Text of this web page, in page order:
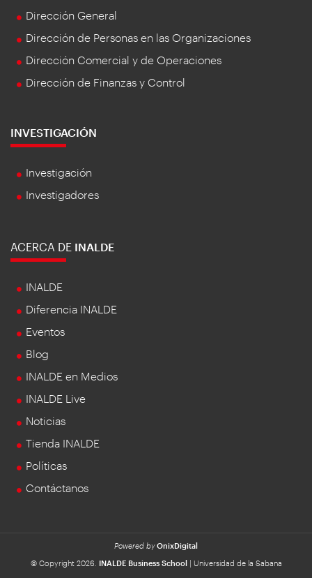
Dirección General
Dirección de Personas en las Organizaciones
Dirección Comercial y de Operaciones
Dirección de Finanzas y Control
INVESTIGACIÓN
Investigación
Investigadores
ACERCA DE INALDE
INALDE
Diferencia INALDE
Eventos
Blog
INALDE en Medios
INALDE Live
Noticias
Tienda INALDE
Políticas
Contáctanos
Powered by OnixDigital
© Copyright 2026.
INALDE Business School| Universidad de la Sabana